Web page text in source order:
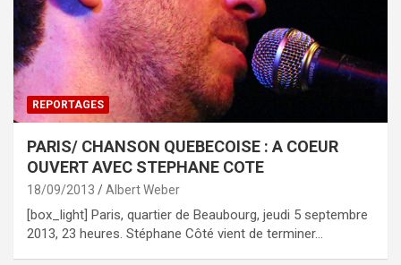
REPORTAGES
PARIS/ CHANSON QUEBECOISE : A COEUR
OUVERT AVEC STEPHANE COTE
18/09/2013 Albert Weber
[box_light] Paris, quartier de Beaubourg, jeudi 5 septembre
2013, 23 heures. Stéphane Côté vient de terminer…